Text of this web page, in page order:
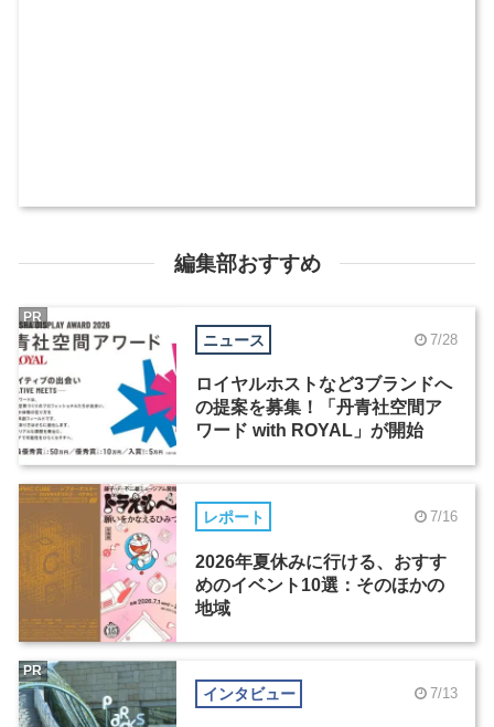
編集部おすすめ
ニュース 7/28
ロイヤルホストなど3ブランドへ
の提案を募集！「丹青社空間ア
ワード with ROYAL」が開始
PR
レポート 7/16
2026年夏休みに行ける、おすす
めのイベント10選：そのほかの
地域
インタビュー 7/13
PR